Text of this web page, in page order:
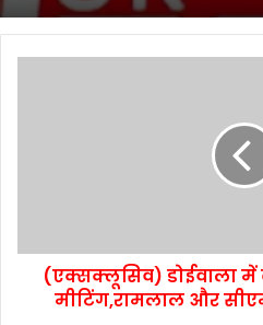
(एक्सक्लूसिव) डोईवाला में
मीटिंग,रामलाल और